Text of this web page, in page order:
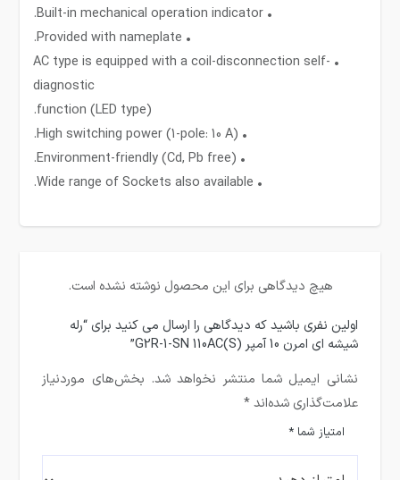
• Built-in mechanical operation indicator.
• Provided with nameplate.
• AC type is equipped with a coil-disconnection self-
diagnostic
function (LED type).
• High switching power (1-pole: 10 A).
• Environment-friendly (Cd, Pb free).
• Wide range of Sockets also available.
هیچ دیدگاهی برای این محصول نوشته نشده است.
اولین نفری باشید که دیدگاهی را ارسال می کنید برای “رله
شیشه ای امرن 10 آمپر (G2R-1-SN 110AC(S”
نشانی ایمیل شما منتشر نخواهد شد. بخش‌های موردنیاز
علامت‌گذاری شده‌اند*
امتیاز شما*